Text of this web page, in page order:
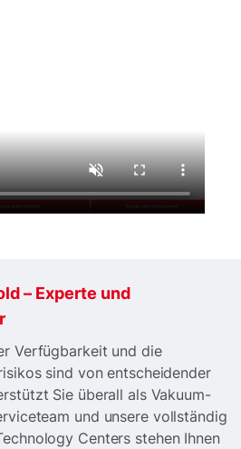
– Experte und
Verfügbarkeit und die
sind von entscheidender
Sie überall als Vakuum-
und unsere vollständig
Centers stehen Ihnen